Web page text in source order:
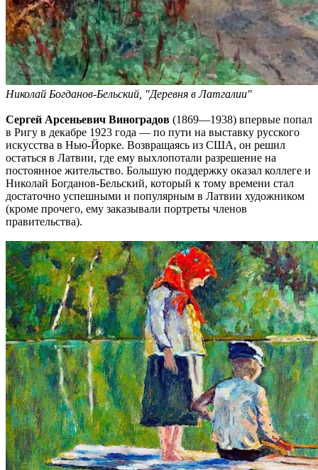
Николай Богданов-Бельский, "Деревня в Латгалии"
Сергей Арсеньевич Виноградов (1869—1938) впервые попал
в Ригу в декабре 1923 года — по пути на выставку русского
искусства в Нью-Йорке. Возвращаясь из США, он решил
остаться в Латвии, где ему выхлопотали разрешение на
постоянное жительство. Большую поддержку оказал коллеге и
Николай Богданов-Бельский, который к тому времени стал
достаточно успешными и популярным в Латвии художником
(кроме прочего, ему заказывали портреты членов
правительства).